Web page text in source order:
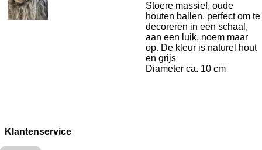
Stoere massief, oude
houten ballen, perfect om te
decoreren in een schaal,
aan een luik, noem maar
op. De kleur is naturel hout
en grijs
Diameter ca. 10 cm
Klantenservice